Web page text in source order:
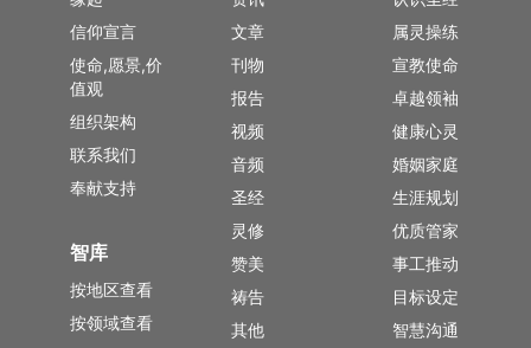
信仰宣言
使命,愿景,价
值观
组织架构
联系我们
奉献支持
智库
按地区查看
按领域查看
文章
刊物
报告
视频
音频
圣经
灵修
赞美
祷告
其他
属灵操练
宣教使命
卓越领袖
健康心灵
婚姻家庭
生涯规划
优质管家
事工推动
目标设定
智慧沟通